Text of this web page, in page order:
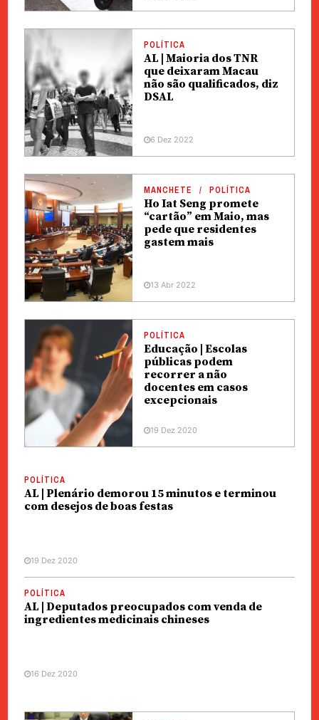
POLÍTICA
AL | Maioria dos TNR
que deixaram Macau
não são qualificados, diz
DSAL
6 Dez 2022
MANCHETE POLÍTICA
Ho Iat Seng promete
“cartão” em Maio, mas
pede que residentes
gastem mais
13 Abr 2022
POLÍTICA
Educação | Escolas
públicas podem
recorrer a não
docentes em casos
excepcionais
19 Dez 2020
POLÍTICA
AL | Plenário demorou 15 minutos e terminou
com desejos de boas festas
19 Dez 2020
POLÍTICA
AL | Deputados preocupados com venda de
ingredientes medicinais chineses
16 Dez 2020